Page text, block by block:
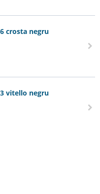
crosta negru
vitello negru